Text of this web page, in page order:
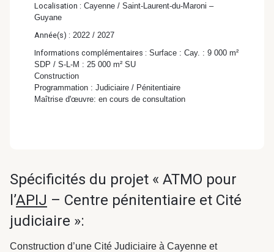
Gondwana –
Biodiversité & Génie
écologique
Gondwana –
Biodiversité & Génie écologique
Pharmaceutique
Localisation : Cayenne / Saint-Laurent-du-Maroni –
Guyane
Année(s) : 2022 / 2027
Informations complémentaires : Surface : Cay. : 9 000 m²
SDP / S-L-M : 25 000 m² SU
Construction
Programmation : Judiciaire / Pénitentiaire
Maîtrise d'œuvre: en cours de consultation
Spécificités du projet « ATMO pour
l’APIJ – Centre pénitentiaire et Cité
judiciaire »:
Construction d’une Cité Judiciaire à Cayenne et